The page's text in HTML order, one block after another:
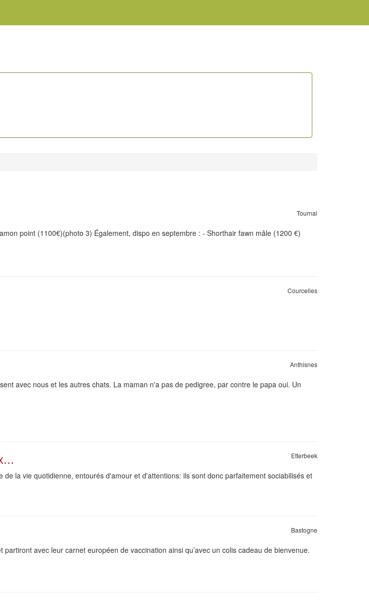
Tournai
point (1100€)(photo 3) Également, dispo en septembre : - Shorthair fawn mâle (1200 €)
Courcelles
Anthisnes
avec nous et les autres chats. La maman n'a pas de pedigree, par contre le papa oui. Un
Etterbeek
la vie quotidienne, entourés d'amour et d'attentions: ils sont donc parfaitement sociabilisés et
Bastogne
avec leur carnet européen de vaccination ainsi qu’avec un colis cadeau de bienvenue.